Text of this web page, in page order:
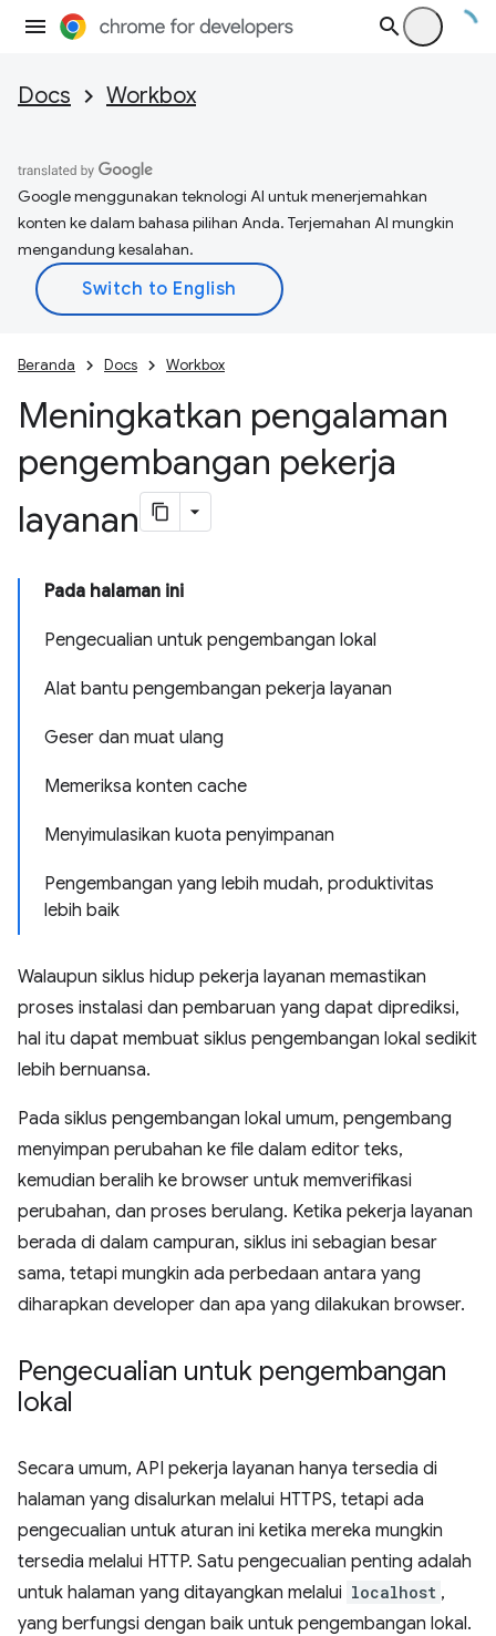
Docs Workbox
Google menggunakan teknologi AI untuk menerjemahkan
konten ke dalam bahasa pilihan Anda. Terjemahan AI mungkin
mengandung kesalahan.
Beranda Docs Workbox
Meningkatkan pengalaman
pengembangan pekerja
layanan
Pada halaman ini
Pengecualian untuk pengembangan lokal
Alat bantu pengembangan pekerja layanan
Geser dan muat ulang
Memeriksa konten cache
Menyimulasikan kuota penyimpanan
Pengembangan yang lebih mudah, produktivitas
lebih baik
Walaupun siklus hidup pekerja layanan memastikan
proses instalasi dan pembaruan yang dapat diprediksi,
hal itu dapat membuat siklus pengembangan lokal sedikit
lebih bernuansa.
Pada siklus pengembangan lokal umum, pengembang
menyimpan perubahan ke file dalam editor teks,
kemudian beralih ke browser untuk memverifikasi
perubahan, dan proses berulang. Ketika pekerja layanan
berada di dalam campuran, siklus ini sebagian besar
sama, tetapi mungkin ada perbedaan antara yang
diharapkan developer dan apa yang dilakukan browser.
Pengecualian untuk pengembangan
lokal
Secara umum, API pekerja layanan hanya tersedia di
halaman yang disalurkan melalui HTTPS, tetapi ada
pengecualian untuk aturan ini ketika mereka mungkin
tersedia melalui HTTP. Satu pengecualian penting adalah
untuk halaman yang ditayangkan melalui localhost ,
yang berfungsi dengan baik untuk pengembangan lokal.